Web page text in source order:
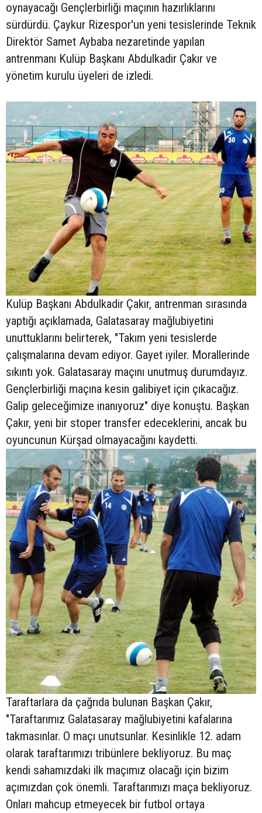
oynayacağı Gençlerbirliği maçının hazırlıklarını
sürdürdü. Çaykur Rizespor'un yeni tesislerinde Teknik
Direktör Samet Aybaba nezaretinde yapılan
antrenmanı Kulüp Başkanı Abdulkadir Çakır ve
yönetim kurulu üyeleri de izledi.
Kulüp Başkanı Abdulkadir Çakır, antrenman sırasında
yaptığı açıklamada, Galatasaray mağlubiyetini
unuttuklarını belirterek, "Takım yeni tesislerde
çalışmalarına devam ediyor. Gayet iyiler. Morallerinde
sıkıntı yok. Galatasaray maçını unutmuş durumdayız.
Gençlerbirliği maçına kesin galibiyet için çıkacağız.
Galip geleceğimize inanıyoruz" diye konuştu. Başkan
Çakır, yeni bir stoper transfer edeceklerini, ancak bu
oyuncunun Kürşad olmayacağını kaydetti.
Taraftarlara da çağrıda bulunan Başkan Çakır,
"Taraftarımız Galatasaray mağlubiyetini kafalarına
takmasınlar. O maçı unutsunlar. Kesinlikle 12. adam
olarak taraftarımızı tribünlere bekliyoruz. Bu maç
kendi sahamızdaki ilk maçımız olacağı için bizim
açımızdan çok önemli. Taraftarımızı maça bekliyoruz.
Onları mahcup etmeyecek bir futbol ortaya